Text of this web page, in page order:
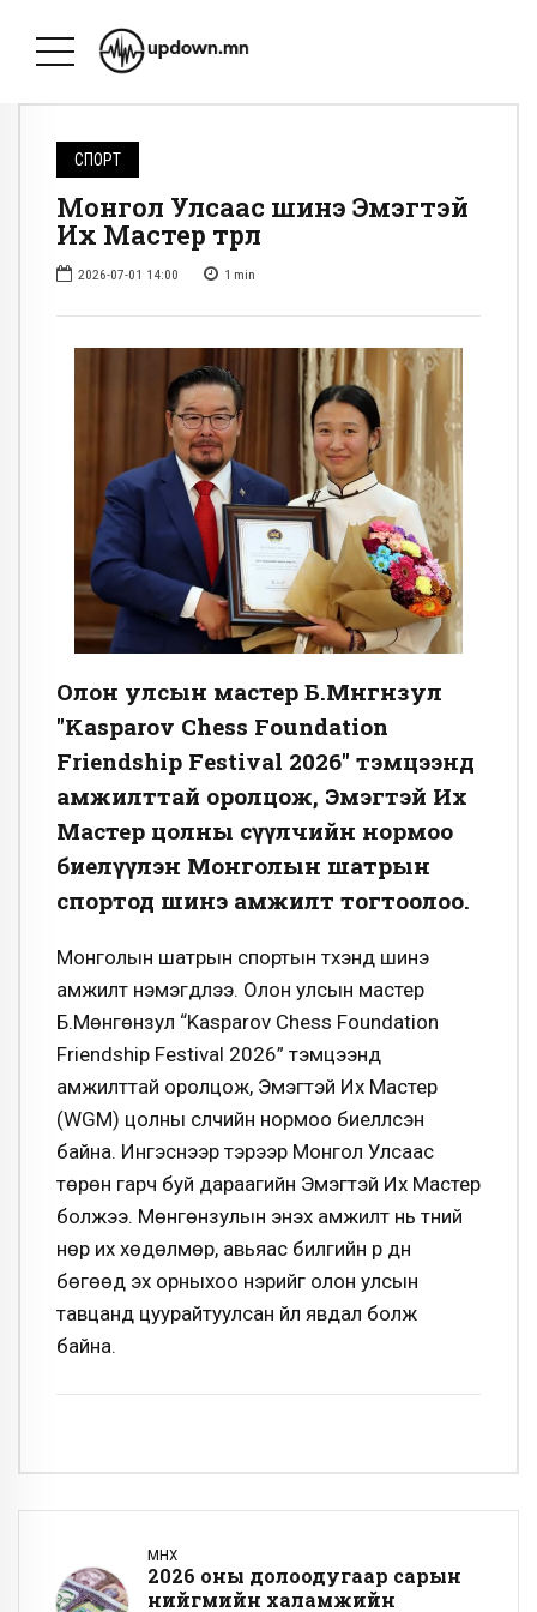
СПОРТ
Монгол Улсаас шинэ Эмэгтэй
Их Мастер төрлөө
2026-07-01 14:00 1 min
Олон улсын мастер Б.Мөнгөнзул
"Kasparov Chess Foundation
Friendship Festival 2026" тэмцээнд
амжилттай оролцож, Эмэгтэй Их
Мастер цолны сүүлчийн нормоо
биелүүлэн Монголын шатрын
спортод шинэ амжилт тогтоолоо.
Монголын шатрын спортын түүхэнд шинэ
амжилт нэмэгдлээ. Олон улсын мастер
Б.Мөнгөнзул “Kasparov Chess Foundation
Friendship Festival 2026” тэмцээнд
амжилттай оролцож, Эмэгтэй Их Мастер
(WGM) цолны сүүлчийн нормоо биелүүлсэн
байна. Ингэснээр тэрээр Монгол Улсаас
төрөн гарч буй дараагийн Эмэгтэй Их Мастер
болжээ. Мөнгөнзулын энэхүү амжилт нь түүний
нөр их хөдөлмөр, авьяас билгийн үр дүн
бөгөөд эх орныхоо нэрийг олон улсын
тавцанд цуурайтуулсан үйл явдал болж
байна.
ӨМНӨХ
2026 оны долоодугаар сарын
нийгмийн халамжийн